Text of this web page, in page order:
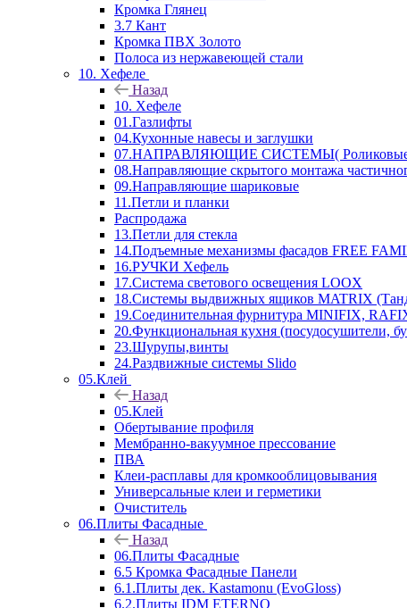
Кромка Глянец
3.7 Кант
Кромка ПВХ Золото
Полоса из нержавеющей стали
10. Хефеле
Назад
10. Хефеле
01.Газлифты
04.Кухонные навесы и заглушки
07.НАПРАВЛЯЮЩИЕ СИСТЕМЫ( Роликовые
08.Направляющие скрытого монтажа
09.Направляющие шариковые
11.Петли и планки
Распродажа
13.Петли для стекла
14.Подъемные механизмы фасадов FREE
16.РУЧКИ Хефель
17.Система светового освещения LOOX
18.Системы выдвижных ящиков MATRIX
19.Соединительная фурнитура MINIFIX,
20.Функциональная кухня (посудосушители,
23.Шурупы,винты
24.Раздвижные системы Slido
05.Клей
Назад
05.Клей
Обертывание профиля
Мембранно-вакуумное прессование
ПВА
Клеи-расплавы для кромкооблицовывания
Универсальные клеи и герметики
Очиститель
06.Плиты Фасадные
Назад
06.Плиты Фасадные
6.5 Кромка Фасадные Панели
6.1.Плиты дек. Kastamonu (EvoGloss)
6.2.Плиты IDM ETERNO